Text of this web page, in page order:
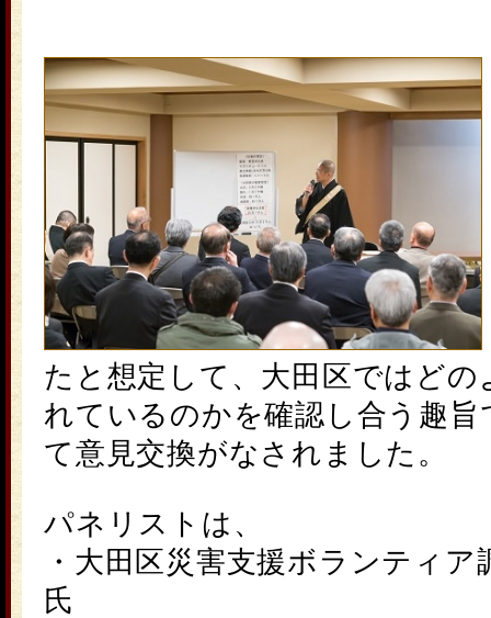
たと想定して、大田区ではど
れているのかを確認し合う趣
て意見交換がなされました。
パネリストは、
・大田区災害支援ボランティ
氏